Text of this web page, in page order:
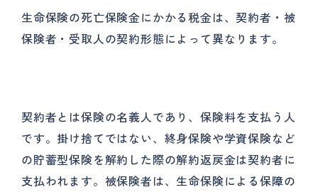
生命保険の死亡保険金にかかる税金は、契約者・被
保険者・受取人の契約形態によって異なります。
契約者とは保険の名義人であり、保険料を支払う人
です。掛け捨てではない、終身保険や学資保険など
の貯蓄型保険を解約した際の解約返戻金は契約者に
支払われます。被保険者は、生命保険による保障の